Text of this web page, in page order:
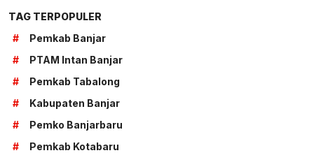
TAG TERPOPULER
#
Pemkab Banjar
#
PTAM Intan Banjar
#
Pemkab Tabalong
#
Kabupaten Banjar
#
Pemko Banjarbaru
#
Pemkab Kotabaru